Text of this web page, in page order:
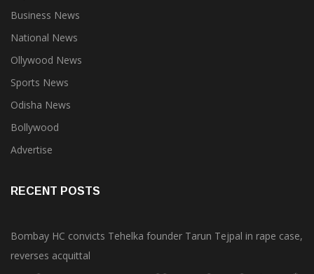
Business News
National News
Ollywood News
Sports News
Odisha News
Bollywood
Advertise
RECENT POSTS
Bombay HC convicts Tehelka founder Tarun Tejpal in rape case,
reverses acquittal